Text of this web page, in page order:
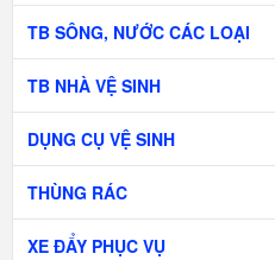
TB SÔNG, NƯỚC CÁC LOẠI
TB NHÀ VỆ SINH
DỤNG CỤ VỆ SINH
THÙNG RÁC
XE ĐẨY PHỤC VỤ